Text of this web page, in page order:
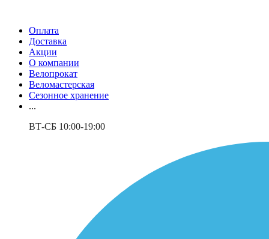
Оплата
Доставка
Акции
О компании
Велопрокат
Веломастерская
Сезонное хранение
...
ВТ-СБ 10:00-19:00